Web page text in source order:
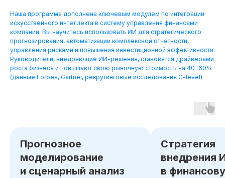
Наша программа дополнена ключевым модулем по интеграции
искусственного интеллекта в систему управления финансами
компании. Вы научитесь использовать ИИ для стратегического
прогнозирования, автоматизации комплексной отчётности,
управления рисками и повышения инвестиционной эффективности.
Руководители, внедряющие ИИ-решения, становятся драйверами
роста бизнеса и повышают свою рыночную стоимость на 40−60%
(данные Forbes, Gartner, рекрутинговые исследования C-level)
Прогнозное
моделирование
и сценарный анализ
Стратегия
внедрения
в
Хотите понять,
оценить качество программы,
обоснованное решение без лишних
сомнений